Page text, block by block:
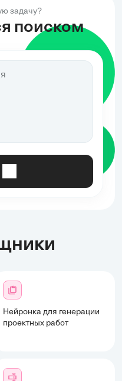
задачу?
поиском
Нейронка для генерации
проектных работ